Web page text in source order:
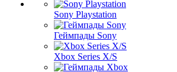
Sony Playstation
Геймпады Sony
Xbox Series X/S